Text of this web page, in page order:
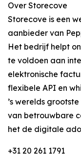
Over Storecove
Storecove is een
aanbieder van
Het bedrijf helpt
te voldoen aan
elektronische
flexibele API en
’s werelds
van betrouwbare
het de digitale
+31 20 261 1791